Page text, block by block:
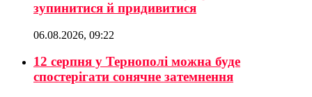
зупинитися й придивитися
06.08.2026, 09:22
12 серпня у Тернополі можна буде
спостерігати сонячне затемнення